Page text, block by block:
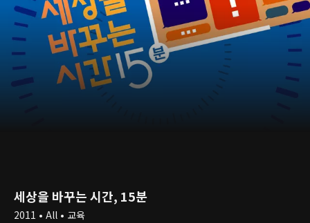
세상을 바꾸는 시간, 15분
2011 • All • 교육